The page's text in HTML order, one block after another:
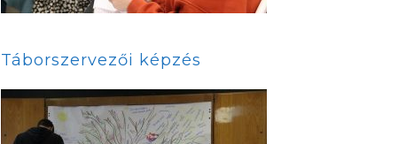
Táborszervezői képzés